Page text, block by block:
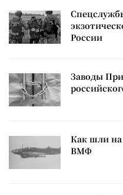
России
Заводы
Как шли на
ВМФ